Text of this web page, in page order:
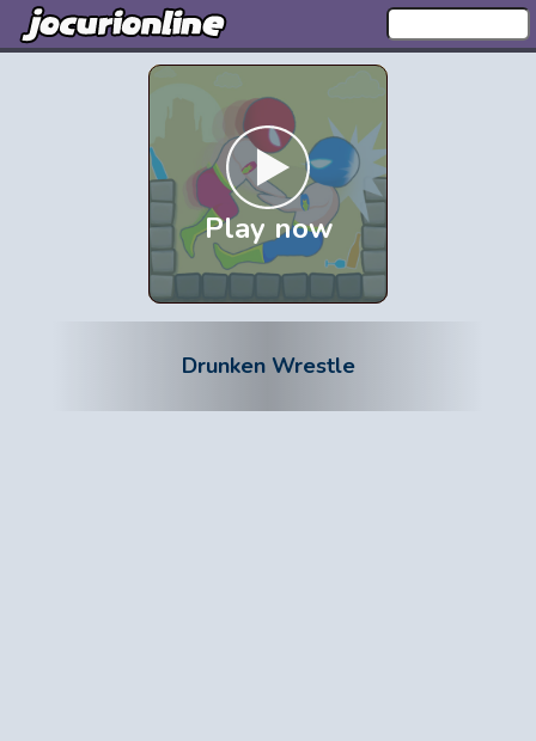
Play now
Drunken Wrestle